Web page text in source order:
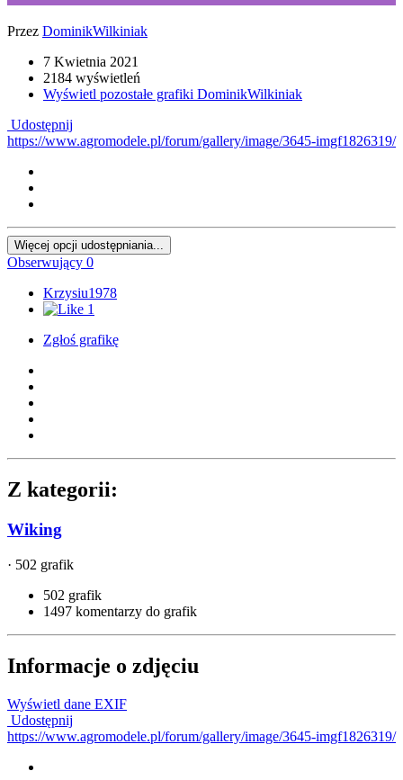
Przez DominikWilkiniak
7 Kwietnia 2021
2184 wyświetleń
Wyświetl pozostałe grafiki DominikWilkiniak
Udostępnij
https://www.agromodele.pl/forum/gallery/image/3645-imgf1826319/
Więcej opcji udostępniania...
Obserwujący 0
Krzysiu1978
1
Zgłoś grafikę
Z kategorii:
Wiking
· 502 grafik
502 grafik
1497 komentarzy do grafik
Informacje o zdjęciu
Wyświetl dane EXIF
Udostępnij
https://www.agromodele.pl/forum/gallery/image/3645-imgf1826319/